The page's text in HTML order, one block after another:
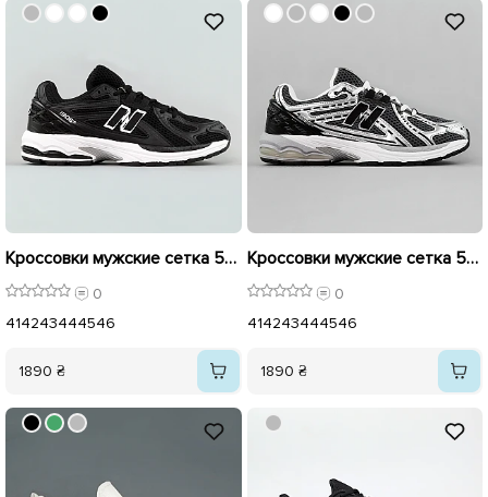
Кроссовки мужские сетка 594755 Черные
0
414243444546
1890 ₴
Кроссовки мужские сетка 594757 Серебристо-черные
0
414243444546
1890 ₴